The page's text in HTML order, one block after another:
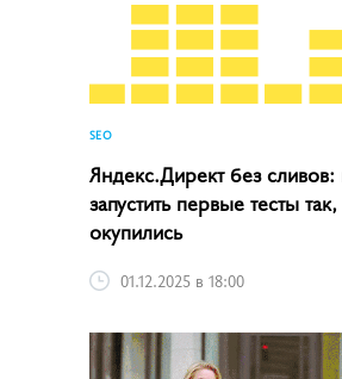
SEO
Яндекс.Директ без сливов:
запустить первые тесты
окупились
01.12.2025 в 18:00